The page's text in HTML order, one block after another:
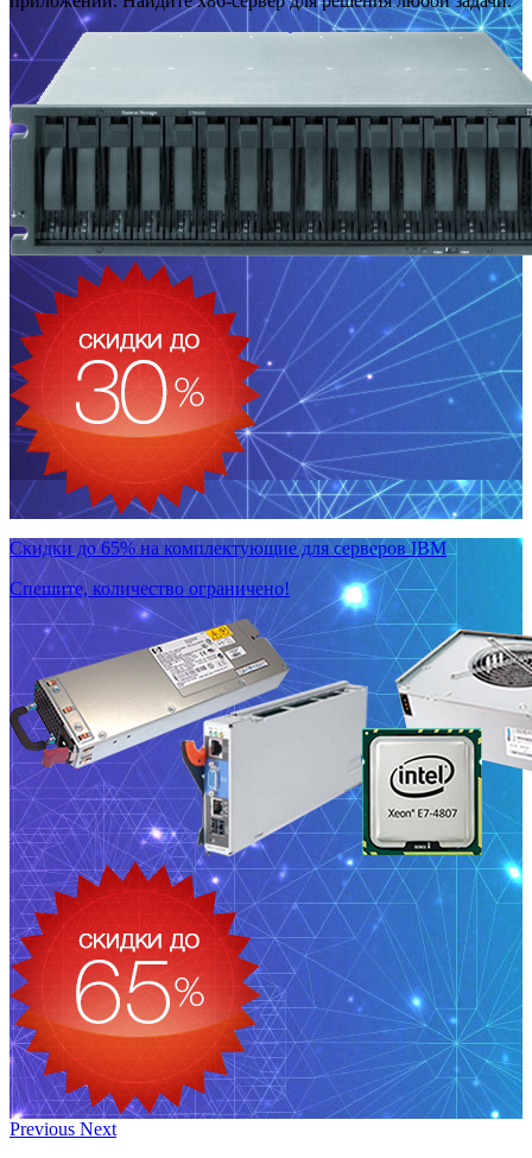
Скидки до 65% на комплектующие для серверов IBM
Спешите, количество ограничено!
Previous Next